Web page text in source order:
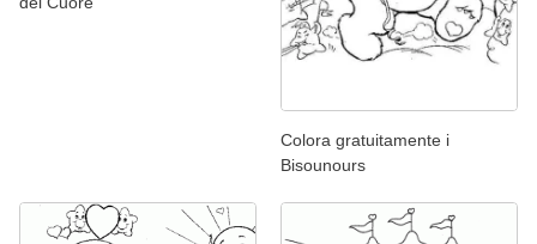
Colora gratuitamente i
Bisounours